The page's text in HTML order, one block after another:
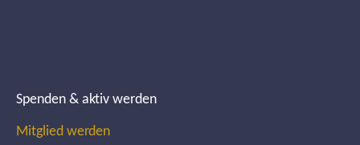
Spenden & aktiv werden
Mitglied werden